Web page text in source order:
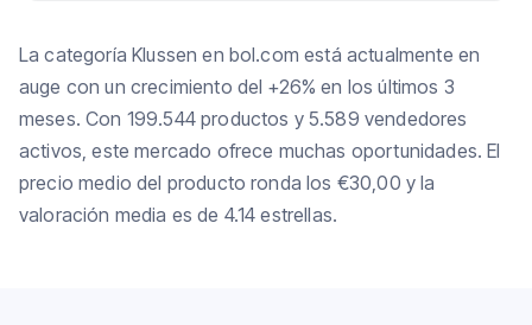
La categoría Klussen en bol.com está actualmente en
auge con un crecimiento del +26% en los últimos 3
meses. Con 199.544 productos y 5.589 vendedores
activos, este mercado ofrece muchas oportunidades. El
precio medio del producto ronda los €30,00 y la
valoración media es de 4.14 estrellas.